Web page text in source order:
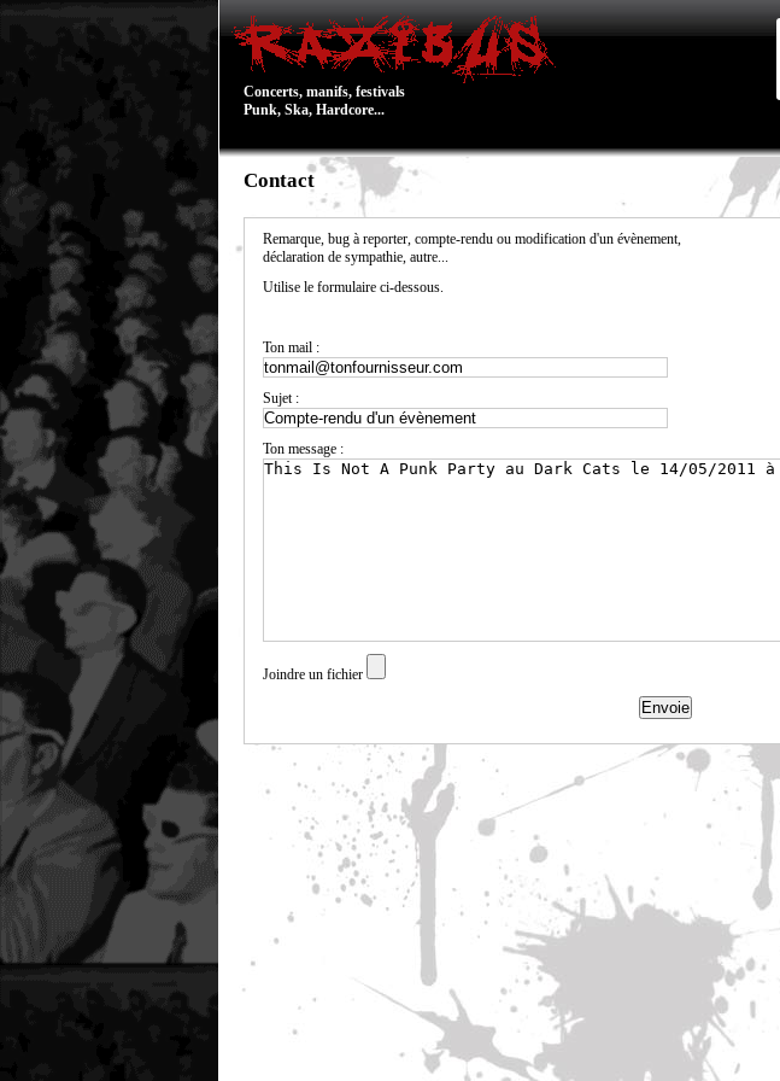
Concerts, manifs, festivals
Punk, Ska, Hardcore...
Contact
Remarque, bug à reporter, compte-rendu ou modification d'un évènement,
déclaration de sympathie, autre...
Utilise le formulaire ci-dessous.
Ton mail :
Sujet :
Ton message :
Joindre un fichier